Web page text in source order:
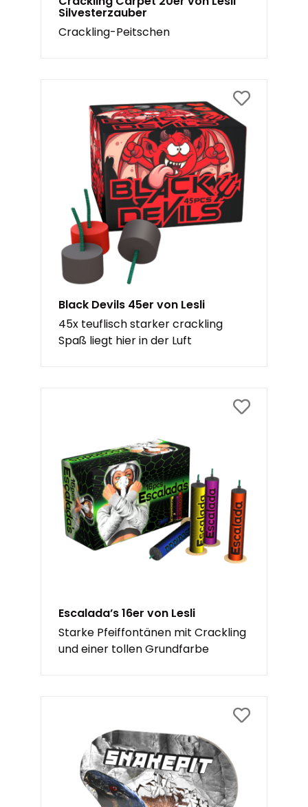
Silvesterzauber
Crackling-Peitschen
Black Devils 45er von Lesli
45x teuflisch starker crackling
Spaß liegt hier in der Luft
Escalada’s 16er von Lesli
Starke Pfeiffontänen mit Crackling
und einer tollen Grundfarbe